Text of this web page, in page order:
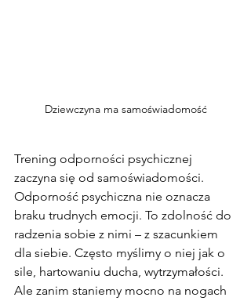
Dziewczyna ma samoświadomość
Trening odporności psychicznej
zaczyna się od samoświadomości.
Odporność psychiczna nie oznacza
braku trudnych emocji. To zdolność do
radzenia sobie z nimi – z szacunkiem
dla siebie. Często myślimy o niej jak o
sile, hartowaniu ducha, wytrzymałości.
Ale zanim staniemy mocno na nogach